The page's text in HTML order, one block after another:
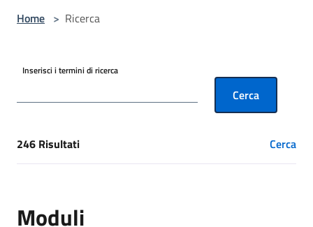
Home > Ricerca
Inserisci i termini di ricerca
Cerca
[results] Risultati
246 Risultati Cerca
Moduli